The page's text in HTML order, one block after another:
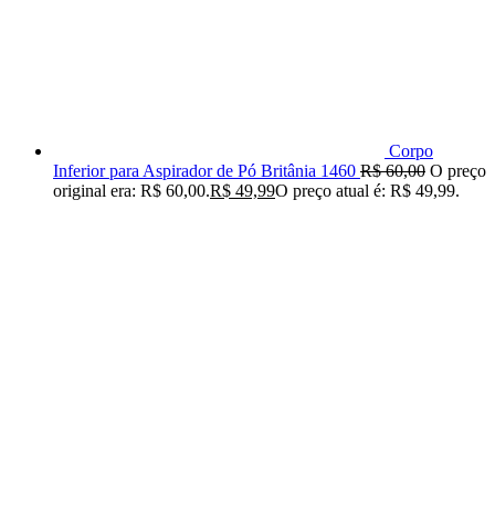
Corpo
Inferior para Aspirador de Pó Britânia 1460 R$60,00 O preço
original era: R$ 60,00.R$ 49,99O preço atual é: R$ 49,99.